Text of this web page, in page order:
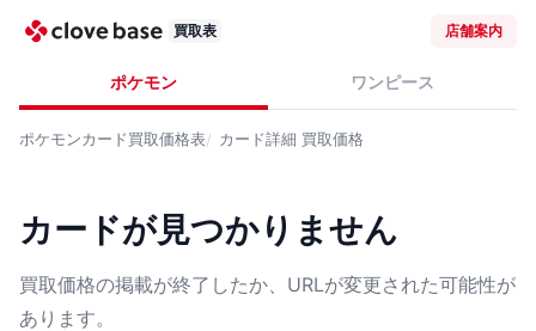
買取表 店舗案内
ポケモン ワンピース
ポケモンカード買取価格表 カード詳細 買取価格
カードが見つかりません
買取価格の掲載が終了したか、URLが変更された可能性が
あります。